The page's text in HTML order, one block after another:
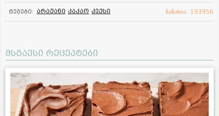
ტეგები: არაჟანი კაკაო კექსი ნანახია: 193956
მსგავსი რეცეპტები